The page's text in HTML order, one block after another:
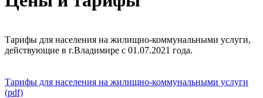
Тарифы для населения на жилищно-коммунальными услуги,
действующие в г.Владимире с 01.07.2021 года.
Тарифы для населения на жилищно-коммунальными услуги
(pdf)